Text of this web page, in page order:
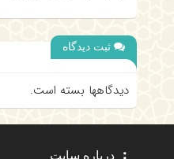
ثبت دیدگاه
دیدگاهها بسته است.
درباره سایت